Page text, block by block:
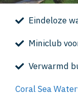
Eindeloze
Miniclub
Verwarmd
Coral Sea